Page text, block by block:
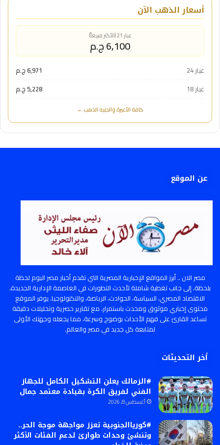
أسعار الذهب الآن
عيار 21 (الأكثر مبيعاً)
6,100 ج.م
عيار 24
6,971 ج.م
عيار 18
5,228 ج.م
كافة الأعيرة والجنيه الذهب ←
عن الموقع
مصر الان .. أبرز المواقع الإخبارية المصرية التي تقدم أخبار مصر اليوم لحظة
بلحظة، إلى جانب تغطية شاملة لأحدث التطورات في العاصمة الإدارية الجديدة،
الاقتصاد المصري، السياسة، الحوادث، الرياضة، والتكنولوجيا. يوفر الموقع
محتوى إخباري موثوق ومحدث باستمرار، مع تقارير حصرية وتحليلات دقيقة
تساعد القارئ على فهم الأحداث بوضوح وسرعة، مما يجعله وجهتك الأولى
لمتابعة كل جديد في مصر والعالم.
أخر التحديثات
#الزمالك يعلن التشكيل الكامل للجهاز
الفني لفريق الكرة بقيادة معتمد جمال
أغسطس 8, 2026
#كورياالجنوبية تعزز مواجهة موجة الحر..
وتنشئ وحدات طوارئ لدعم الفئات الأكثر